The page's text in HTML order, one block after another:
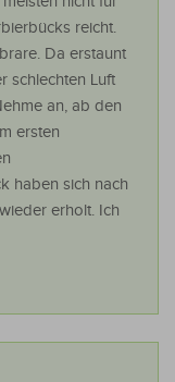
reicht.
Da erstaunt
schlechten Luft
an, ab den
ersten
haben sich nach
erholt. Ich